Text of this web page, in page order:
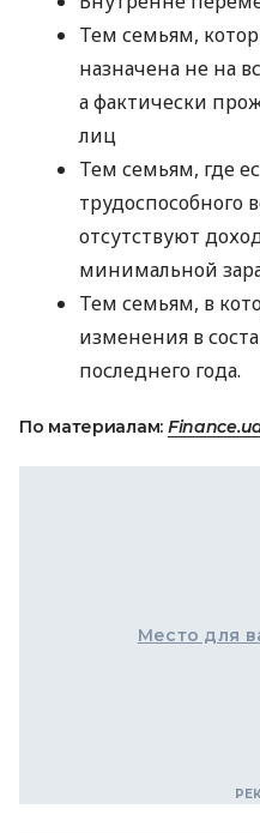
Тем семьям,
назначена не на
а фактически
лиц
Тем семьям, где
трудоспособного
отсутствуют
минимальной
Тем семьям, в
изменения в
последнего года.
По материалам:
Место для